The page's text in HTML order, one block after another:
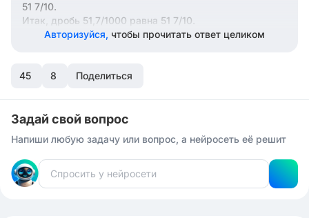
51 7/10.
Итак, дробь 51,7/1000 равна 51 7/10.
Авторизуйся, чтобы прочитать ответ целиком
45 8 Поделиться
Задай свой вопрос
Напиши любую задачу или вопрос, а нейросеть её решит